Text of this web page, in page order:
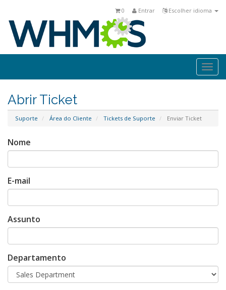
Escolher idioma
Entrar
0
Abrir Ticket
Suporte Área do Cliente Tickets de Suporte Enviar Ticket
Nome
E-mail
Assunto
Departamento